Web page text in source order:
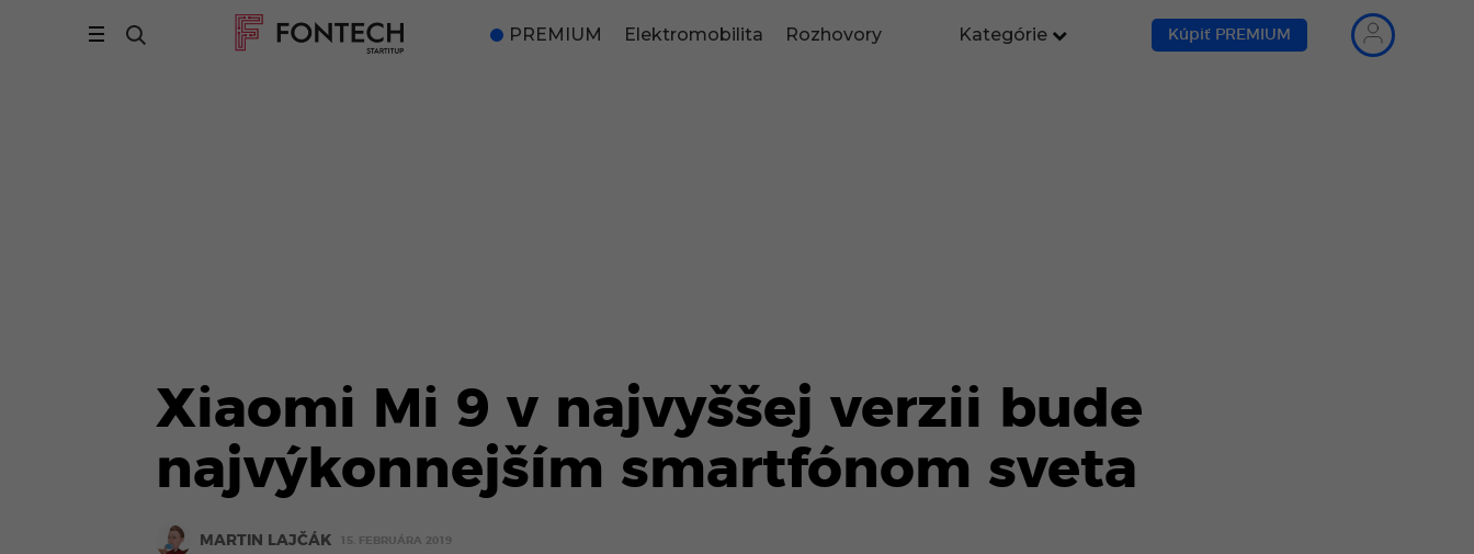
PREMIUM Elektromobilita Rozhovory Kategórie Kúpiť PREMIUM
Xiaomi Mi 9 v najvyššej verzii bude
najvýkonnejším smartfónom sveta
MARTIN LAJČÁK 15. FEBRUÁRA 2019